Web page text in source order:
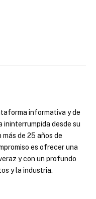
informativa y de
ininterrumpida desde su
de 25 años de
es ofrecer una
y con un profundo
y la industria.